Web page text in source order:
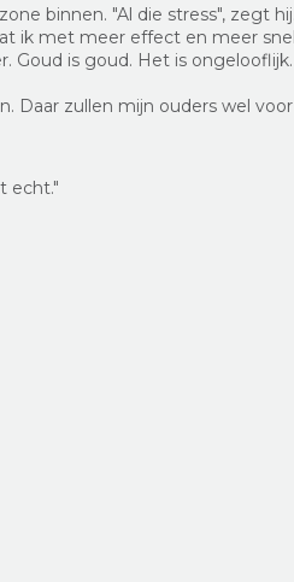
binnen. "Al die stress", zegt hij.
ik met meer effect en meer
Goud is goud. Het is
Daar zullen mijn ouders wel voor
echt."